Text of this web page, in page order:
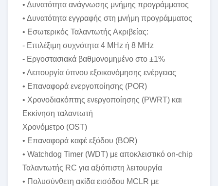
• Δυνατότητα ανάγνωσης μνήμης προγράμματος
• Δυνατότητα εγγραφής στη μνήμη προγράμματος
• Εσωτερικός Ταλαντωτής Ακριβείας:
- Επιλέξιμη συχνότητα 4 MHz ή 8 MHz
- Εργοστασιακά βαθμονομημένο στο ±1%
• Λειτουργία ύπνου εξοικονόμησης ενέργειας
• Επαναφορά ενεργοποίησης (POR)
• Χρονοδιακόπτης ενεργοποίησης (PWRT) και
Εκκίνηση ταλαντωτή
Χρονόμετρο (OST)
• Επαναφορά καφέ εξόδου (BOR)
• Watchdog Timer (WDT) με αποκλειστικό on-chip
Ταλαντωτής RC για αξιόπιστη λειτουργία
• Πολυσύνθετη ακίδα εισόδου MCLR με